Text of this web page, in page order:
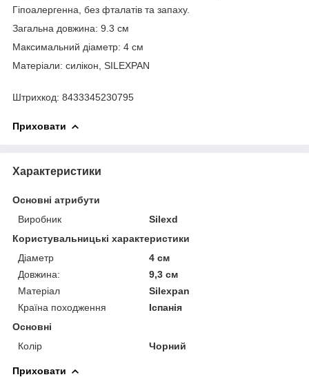
Гіпоалергенна, без фталатів та запаху.
Загальна довжина: 9.3 см
Максимальний діаметр: 4 см
Матеріали: силікон, SILEXPAN
Штрихкод: 8433345230795
Приховати
Характеристики
Основні атрибути
Виробник
Silexd
Користувальницькі характеристики
Діаметр
4 см
Довжина:
9,3 см
Матеріал
Silexpan
Країна походження
Іспанія
Основні
Колір
Чорний
Приховати